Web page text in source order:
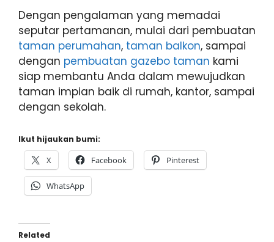
Dengan pengalaman yang memadai
seputar pertamanan, mulai dari pembuatan
taman perumahan, taman balkon, sampai
dengan pembuatan gazebo taman kami
siap membantu Anda dalam mewujudkan
taman impian baik di rumah, kantor, sampai
dengan sekolah.
Ikut hijaukan bumi:
X Facebook Pinterest
WhatsApp
Related